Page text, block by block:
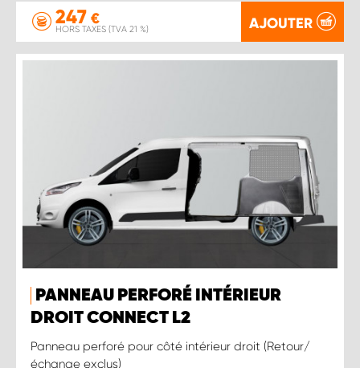
247 €
HORS TAXES (TVA 21 %) AJOUTER
PANNEAU PERFORÉ INTÉRIEUR
DROIT CONNECT L2
Panneau perforé pour côté intérieur droit (Retour/
échange exclus)